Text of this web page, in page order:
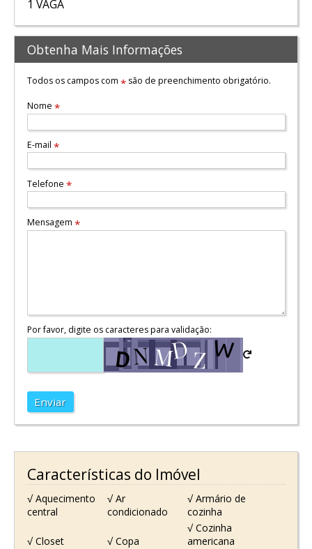
1 VAGA
Obtenha Mais Informações
Todos os campos com *são de preenchimento obrigatório.
Nome *
E-mail *
Telefone *
Mensagem *
Por favor, digite os caracteres para validação:
Enviar
Características do Imóvel
√ Aquecimento
central
√ Ar
condicionado
√ Armário de
cozinha
√ Closet √ Copa
√ Cozinha
americana